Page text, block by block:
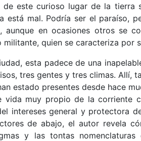
de este curioso lugar de la tierra
está mal. Podría ser el paraíso,
aunque en ocasiones otros se
militante, quien se caracteriza por
esta padece de una
tres gentes y tres climas. Allí,
estado presentes desde hace
vida muy propio de la corriente
intereses general y protectora
de abajo, el autor revela
y las tontas